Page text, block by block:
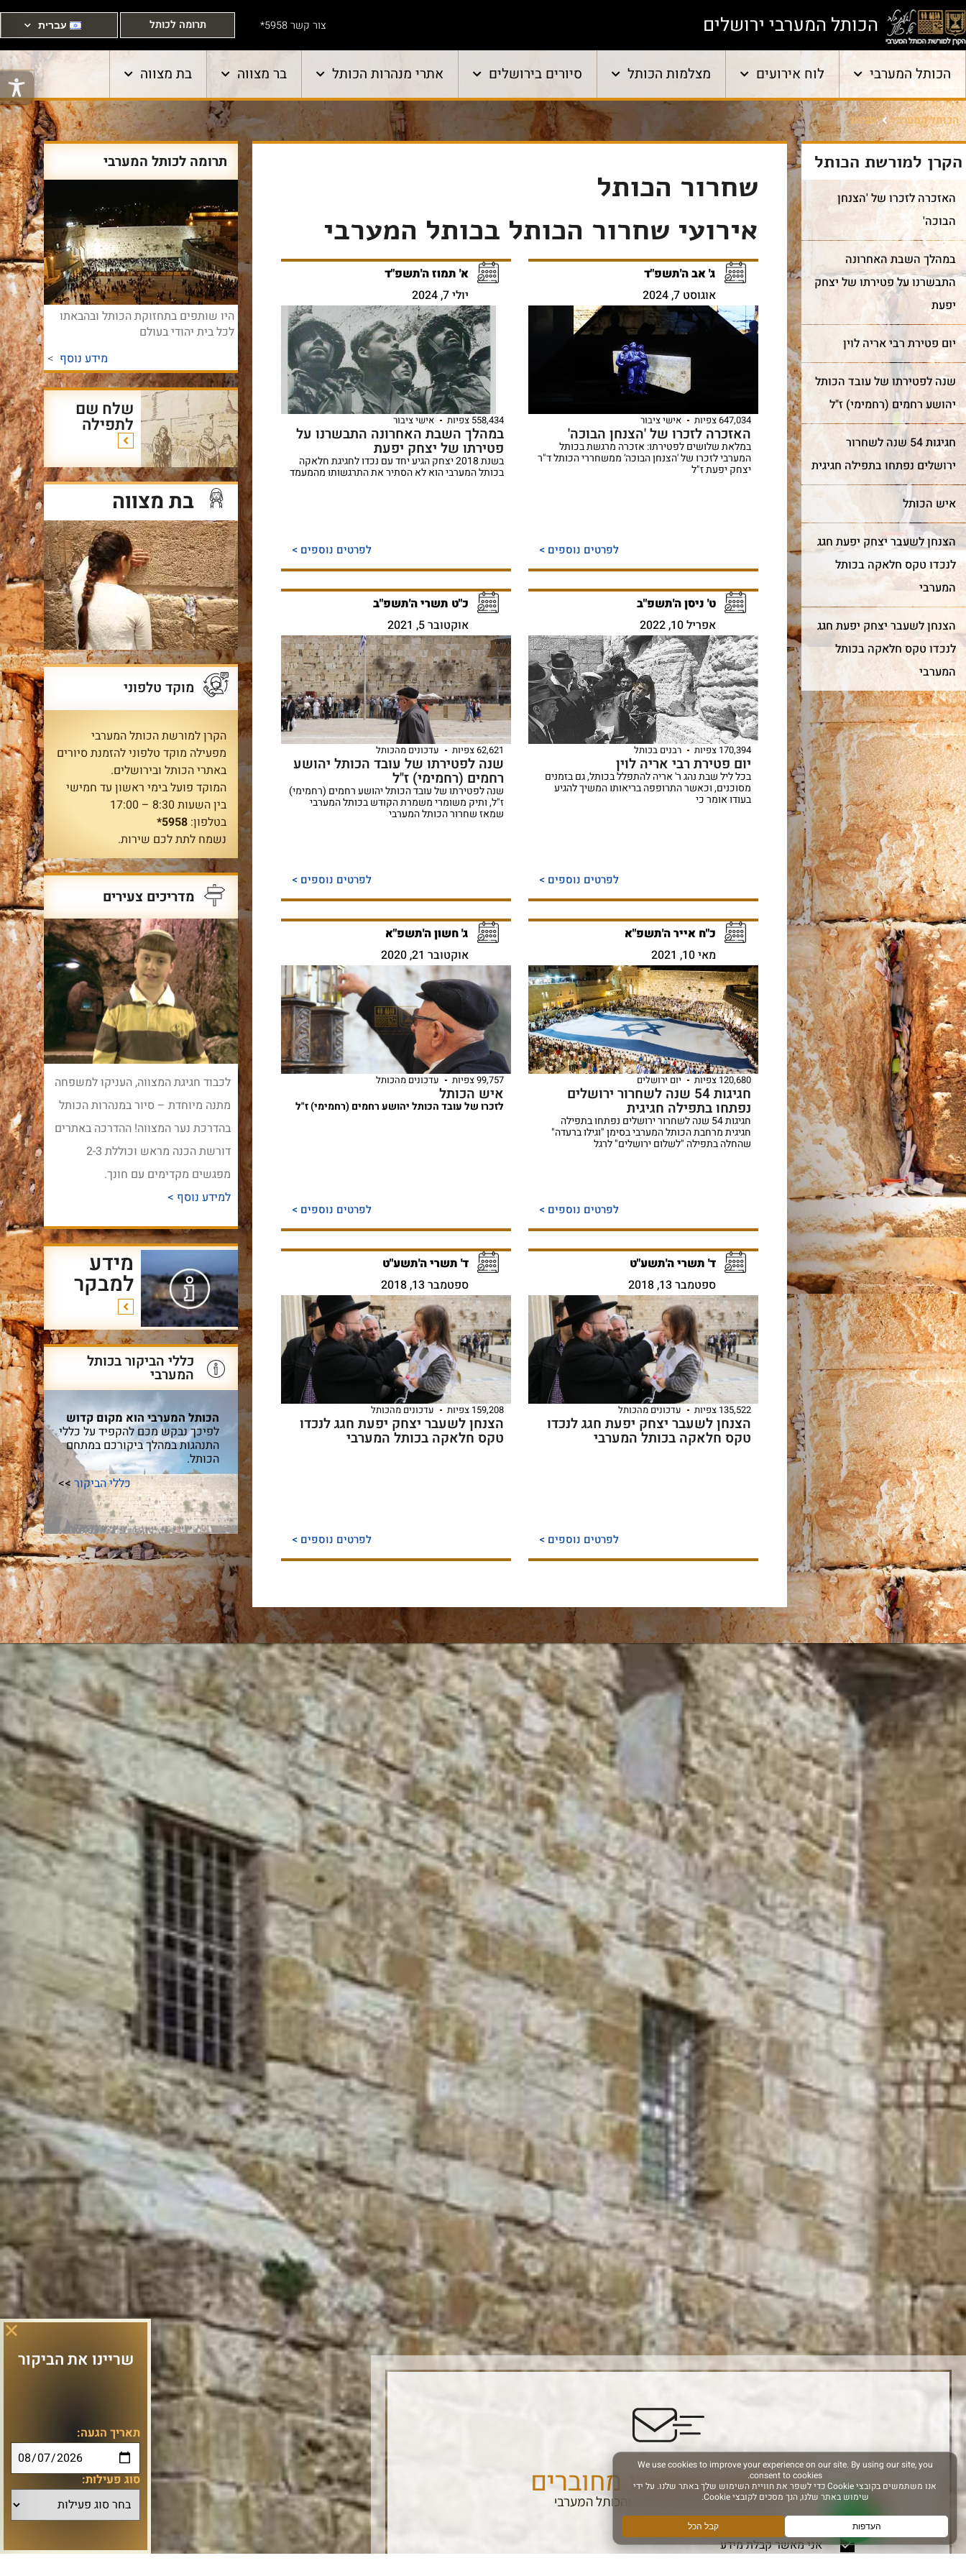
הכותל המערבי ירושלים צור קשר 5958* תרומה לכותל עברית
הכותל המערבי לוח אירועים מצלמות הכותל סיורים בירושלים אתרי מנהרות הכותל בר מצווה בת מצווה
הכותל המערבי תגיות
הקרן למורשת הכותל
האזכרה לזכרו של 'הצנחן
הבוכה'
במהלך השבת האחרונה
התבשרנו על פטירתו של יצחק
יפעת
יום פטירת רבי אריה לוין
שנה לפטירתו של עובד הכותל
יהושע רחמים (רחמימי) ז"ל
חגיגות 54 שנה לשחרור
ירושלים נפתחו בתפילה חגיגית
איש הכותל
הצנחן לשעבר יצחק יפעת חגג
לנכדו טקס חלאקה בכותל
המערבי
הצנחן לשעבר יצחק יפעת חגג
לנכדו טקס חלאקה בכותל
המערבי
שחרור הכותל
אירועי שחרור הכותל בכותל המערבי
ג' אב ה'תשפ"ד
אוגוסט 7, 2024
647,034 צפיות אישי ציבור
האזכרה לזכרו של 'הצנחן הבוכה'
במלאת שלושים לפטירתו: אזכרה מרגשת בכותל
המערבי לזכרו של 'הצנחן הבוכה' ממשחררי הכותל ד"ר
יצחק יפעת ז"ל
לפרטים נוספים >
א' תמוז ה'תשפ"ד
יולי 7, 2024
558,434 צפיות אישי ציבור
במהלך השבת האחרונה התבשרנו על
פטירתו של יצחק יפעת
בשנת 2018 יצחק הגיע יחד עם נכדו לחגיגת חלאקה
בכותל המערבי הוא לא הסתיר את התרגשותו מהמעמד
לפרטים נוספים >
ט' ניסן ה'תשפ"ב
אפריל 10, 2022
170,394 צפיות רבנים בכותל
יום פטירת רבי אריה לוין
בכל ליל שבת נהג ר' אריה להתפלל בכותל, גם בזמנים
מסוכנים, וכאשר התרופפה בריאותו המשיך להגיע
בעודו אומר כי
לפרטים נוספים >
כ"ט תשרי ה'תשפ"ב
אוקטובר 5, 2021
62,621 צפיות עדכונים מהכותל
שנה לפטירתו של עובד הכותל יהושע
רחמים (רחמימי) ז"ל
שנה לפטירתו של עובד הכותל יהושע רחמים (רחמימי)
ז"ל, ותיק משומרי משמרת הקודש בכותל המערבי
שמאז שחרור הכותל המערבי
לפרטים נוספים >
כ"ח אייר ה'תשפ"א
מאי 10, 2021
120,680 צפיות יום ירושלים
חגיגות 54 שנה לשחרור ירושלים
נפתחו בתפילה חגיגית
חגיגות 54 שנה לשחרור ירושלים נפתחו בתפילה
חגיגית מרחבת הכותל המערבי בסימן "וגילו ברעדה"
שהחלה בתפילה "לשלום ירושלים" לרגל
לפרטים נוספים >
ג' חשון ה'תשפ"א
אוקטובר 21, 2020
99,757 צפיות עדכונים מהכותל
איש הכותל
לזכרו של עובד הכותל יהושע רחמים (רחמימי) ז"ל
לפרטים נוספים >
ד' תשרי ה'תשע"ט
ספטמבר 13, 2018
135,522 צפיות עדכונים מהכותל
הצנחן לשעבר יצחק יפעת חגג לנכדו
טקס חלאקה בכותל המערבי
לפרטים נוספים >
ד' תשרי ה'תשע"ט
ספטמבר 13, 2018
159,208 צפיות עדכונים מהכותל
הצנחן לשעבר יצחק יפעת חגג לנכדו
טקס חלאקה בכותל המערבי
לפרטים נוספים >
תרומה לכותל המערבי
היו שותפים בתחזוקת הכותל ובהבאתו
לכל בית יהודי בעולם
מידע נוסף >
שלח שם
לתפילה
בת מצווה
מוקד טלפוני
הקרן למורשת הכותל המערבי
מפעילה מוקד טלפוני להזמנת סיורים
באתרי הכותל ובירושלים.
המוקד פועל בימי ראשון עד חמישי
בין השעות 8:30 – 17:00
בטלפון: 5958*
נשמח לתת לכם שירות.
מדריכים צעירים
לכבוד חגיגת המצווה, העניקו למשפחה
מתנה מיוחדת – סיור במנהרות הכותל
בהדרכת נער המצווה! ההדרכה באתרים
דורשת הכנה מראש וכוללת 2-3
מפגשים מקדימים עם חונך.
למידע נוסף >
מידע
למבקר
כללי הביקור בכותל
המערבי
הכותל המערבי הוא מקום קדוש
לפיכך נבקש מכם להקפיד על כללי
התנהגות במהלך ביקורכם במתחם
הכותל.
כללי הביקור>>
הירשמו והישארו מחוברים
הרשם לקבלת מידע ועדכונים מהכותל המערבי
אני מאשר קבלת מידע
שריינו את הביקור
תאריך הגעה:
סוג פעילות: